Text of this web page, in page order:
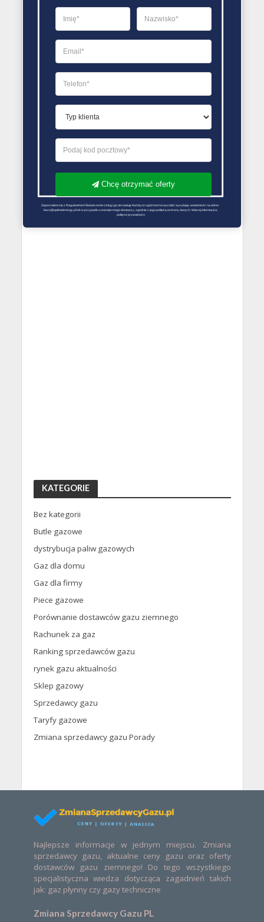
zamówienia na dostawę gazu. W sytuacji, kiedy po
zamontowaniu zbiornika jest od podłączony do
systemu telemetrycznego, stan jego zapełnienia
można natomiast sprawdzić zdalnie..
PORÓWNYWARKA OFERT GAZU
KATEGORIE
Bez kategorii
Butle gazowe
dystrybucja paliw gazowych
Gaz dla domu
Gaz dla firmy
Piece gazowe
Porównanie dostawców gazu ziemnego
Rachunek za gaz
Ranking sprzedawców gazu
rynek gazu aktualności
Sklep gazowy
Sprzedawcy gazu
Taryfy gazowe
Zmiana sprzedawcy gazu Porady
Najlepsze informacje w jednym miejscu. Zmiana
sprzedawcy gazu, aktualne ceny gazu oraz oferty
dostawców gazu ziemnego! Do tego wszystkiego
specjalistyczna wiedza dotycząca zagadnień takich
jak: gaz płynny czy gazy techniczne
Zmiana Sprzedawcy Gazu PL
Chcę otrzymać oferty
Zapoznałem się z Regulaminem Świadczenie Usług i go akceptuję Każdą ze zgód można wycofać wysyłając wiadomość na adres
biuro@optimalenergy.pl lub w przypadku zewnętrznego dostawcy, zgodnie z jego polityką ochrony danych. Więcej informacji w
polityce prywatności